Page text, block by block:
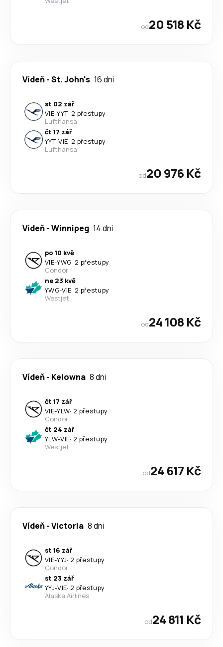
od20 518 Kč
Vídeň-St. John's 16 dni
st 02 zář
VIE-YYT· 2 přestupy
Lufthansa
čt 17 zář
YYT-VIE· 2 přestupy
Lufthansa
od20 976 Kč
Vídeň-Winnipeg 14 dni
po 10 kvě
VIE-YWG· 2 přestupy
Condor
ne 23 kvě
YWG-VIE· 2 přestupy
Westjet
od24 108 Kč
Vídeň- Kelowna 8 dni
čt 17 zář
VIE-YLW· 2 přestupy
Condor
čt 24 zář
YLW-VIE· 2 přestupy
Westjet
od24 617 Kč
Vídeň-Victoria 8 dni
st 16 zář
VIE-YYJ· 2 přestupy
Condor
st 23 zář
YYJ-VIE· 2 přestupy
Alaska Airlines
od24 811 Kč